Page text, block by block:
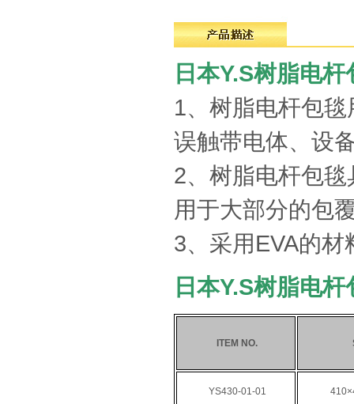
日本Y.S树脂电
1、树脂电杆包
误触带电体、设
2、树脂电杆包
用于大部分的包
3、采用EVA的
日本Y.S树脂电
ITEM NO.
YS430-01-01